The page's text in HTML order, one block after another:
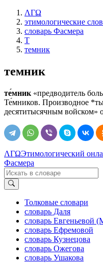
ΛΓΩ
этимологические
словарь Фасмера
Т
темник
темник
те́мник «предводитель
Те́мников. Производное
десятитысячным войском»
ΛΓΩЭтимологический
Фасмера
Толковые словари
словарь Даля
словарь Евгеньевой
словарь Ефремовой
словарь Кузнецова
словарь Ожегова
словарь Ушакова